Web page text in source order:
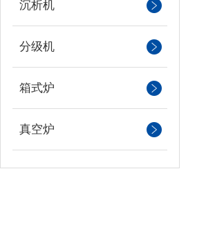
沉析机
分级机
箱式炉
真空炉